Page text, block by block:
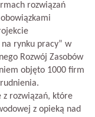
rozwiązań
rynku pracy” w
Rozwój Zasobów
objęto 1000 firm
z rozwiązań, które
z opieką nad